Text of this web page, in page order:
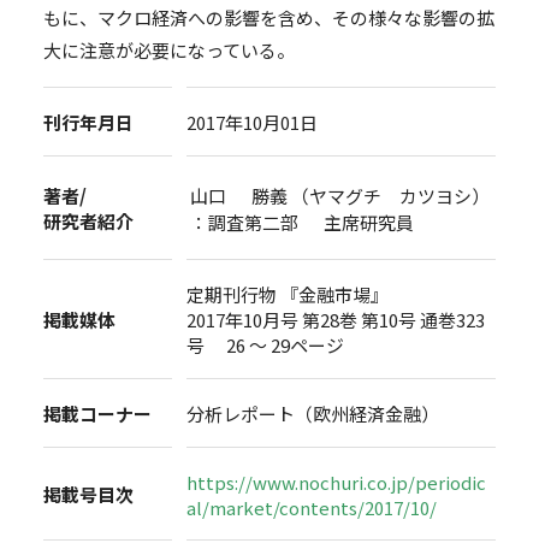
もに、マクロ経済への影響を含め、その様々な影響の拡
大に注意が必要になっている。
刊行年月日 2017年10月01日
著者/
研究者紹介
山口 勝義 （ヤマグチ カツヨシ）
：調査第二部 主席研究員
掲載媒体
定期刊行物 『金融市場』
2017年10月号 第28巻 第10号 通巻323
号 26 ～ 29ページ
掲載コーナー 分析レポート（欧州経済金融）
掲載号目次
https://www.nochuri.co.jp/periodic
al/market/contents/2017/10/